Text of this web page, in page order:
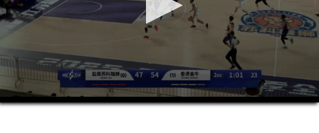
0
seconds